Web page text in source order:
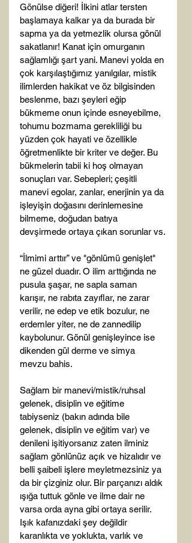
Gönülse diğeri! İlkini atlar tersten
başlamaya kalkar ya da burada bir
sapma ya da yetmezlik olursa gönül
sakatlanır! Kanat için omurganın
sağlamlığı şart yani. Manevi yolda en
çok karşılaştığımız yanılgılar, mistik
ilimlerden hakikat ve öz bilgisinden
beslenme, bazı şeyleri eğip
bükmeme onun içinde esneyebilme,
tohumu bozmama gerekliliği bu
yüzden çok hayati ve özellikle
öğretmenlikte bir kriter ve değer. Bu
bükmelerin tabii ki hoş olmayan
sonuçları var. Sebepleri; çeşitli
manevi egolar, zanlar, enerjinin ya da
işleyişin doğasını derinlemesine
bilmeme, doğudan batıya
devşirmede ortaya çıkan sorunlar vs.
“İlmimi arttır” ve "gönlümü genişlet"
ne güzel duadır. O ilim arttığında ne
pusula şaşar, ne sapla saman
karışır, ne rabıta zayıflar, ne zarar
verilir, ne edep ve etik bozulur, ne
erdemler yiter, ne de zannedilip
kaybolunur. Gönül genişleyince ise
dikenden gül derme ve simya
mevzu bahis.
Sağlam bir manevi/mistik/ruhsal
gelenek, disiplin ve eğitime
tabiyseniz (bakın adında bile
gelenek, disiplin ve eğitim var) ve
denileni işitiyorsanız zaten ilminiz
sağlam gönlünüz açık ve hizalıdır ve
belli şaibeli işlere meyletmezsiniz ya
da bir çizginiz olur. Bir parçanızı aldık
ışığa tuttuk gönle ve ilme dair ne
varsa orda ayna gibi ortaya serilir.
Işık kafanızdaki şey değildir
karanlıkta ve yoklukta, varlık ve